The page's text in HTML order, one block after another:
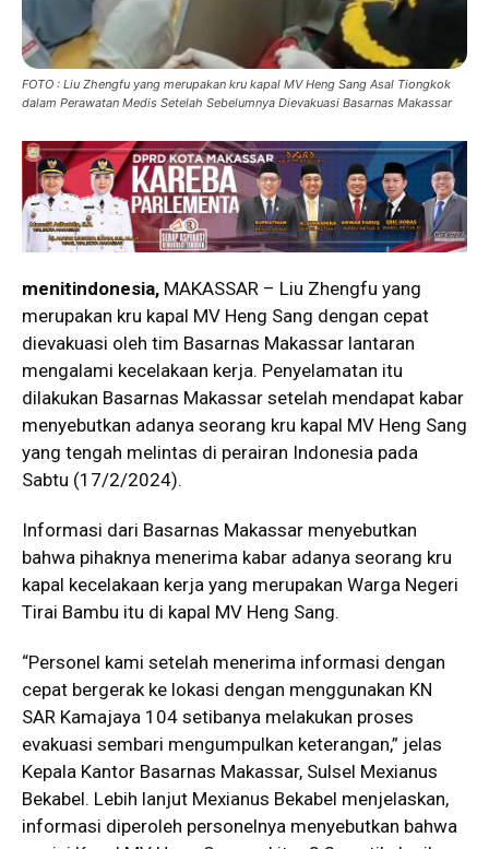
FOTO : Liu Zhengfu yang merupakan kru kapal MV Heng Sang Asal Tiongkok
dalam Perawatan Medis Setelah Sebelumnya Dievakuasi Basarnas Makassar
menitindonesia, MAKASSAR – Liu Zhengfu yang
merupakan kru kapal MV Heng Sang dengan cepat
dievakuasi oleh tim Basarnas Makassar lantaran
mengalami kecelakaan kerja. Penyelamatan itu
dilakukan Basarnas Makassar setelah mendapat kabar
menyebutkan adanya seorang kru kapal MV Heng Sang
yang tengah melintas di perairan Indonesia pada
Sabtu (17/2/2024).
Informasi dari Basarnas Makassar menyebutkan
bahwa pihaknya menerima kabar adanya seorang kru
kapal kecelakaan kerja yang merupakan Warga Negeri
Tirai Bambu itu di kapal MV Heng Sang.
“Personel kami setelah menerima informasi dengan
cepat bergerak ke lokasi dengan menggunakan KN
SAR Kamajaya 104 setibanya melakukan proses
evakuasi sembari mengumpulkan keterangan,” jelas
Kepala Kantor Basarnas Makassar, Sulsel Mexianus
Bekabel. Lebih lanjut Mexianus Bekabel menjelaskan,
informasi diperoleh personelnya menyebutkan bahwa